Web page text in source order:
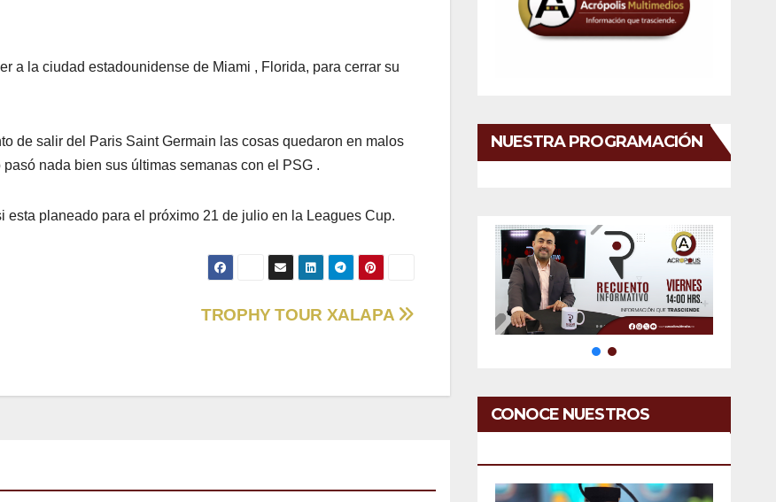
a la ciudad estadounidense de Miami , Florida, para cerrar su
de salir del Paris Saint Germain las cosas quedaron en malos
nada bien sus últimas semanas con el PSG .
planeado para el próximo 21 de julio en la Leagues Cup.
TROPHY TOUR XALAPA
NUESTRA PROGRAMACIÓN
CONOCE NUESTROS